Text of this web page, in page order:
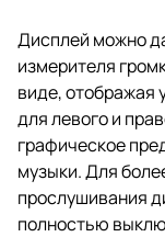
Дисплей можно
измерителя
виде, отображая
для левого и
графическое
музыки. Для
прослушивания
полностью